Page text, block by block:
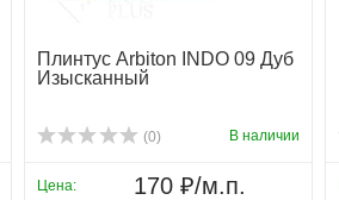
Плинтус Arbiton INDO 09 Дуб
Изысканный
(0) В наличии
Цена: 170 ₽/м.п.